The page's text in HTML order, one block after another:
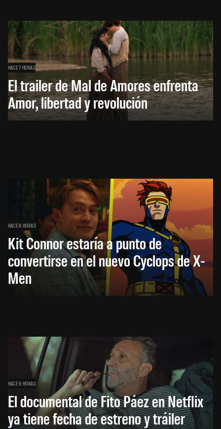
HACE 7 HORAS
El trailer de Mal de Amores enfrenta
Amor, libertad y revolución
HACE 8 HORAS
Kit Connor estaría a punto de
convertirse en el nuevo Cyclops de X-
Men
HACE 9 HORAS
El documental de Fito Páez en Netflix
ya tiene fecha de estreno y tráiler